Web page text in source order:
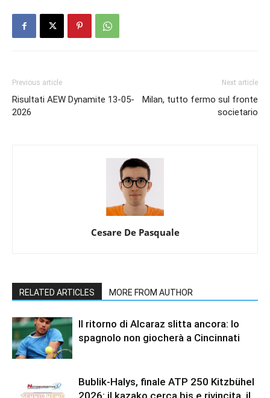
Previous article
Risultati AEW Dynamite 13-05-
2026
Next article
Milan, tutto fermo sul fronte
societario
Cesare De Pasquale
RELATED ARTICLES MORE FROM AUTHOR
Il ritorno di Alcaraz slitta ancora: lo
spagnolo non giocherà a Cincinnati
Bublik-Halys, finale ATP 250 Kitzbühel
2026: il kazako cerca bis e rivincita, il